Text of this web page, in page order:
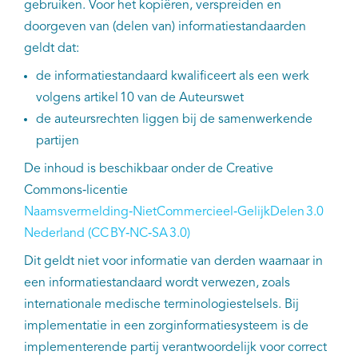
gebruiken. Voor het kopiëren, verspreiden en
doorgeven van (delen van) informatiestandaarden
geldt dat:
de informatiestandaard kwalificeert als een werk
volgens artikel 10 van de Auteurswet
de auteursrechten liggen bij de samenwerkende
partijen
De inhoud is beschikbaar onder de Creative
Commons‑licentie
Naamsvermelding‑NietCommercieel‑GelijkDelen 3.0
Nederland (CC BY‑NC‑SA 3.0)
Dit geldt niet voor informatie van derden waarnaar in
een informatiestandaard wordt verwezen, zoals
internationale medische terminologiestelsels. Bij
implementatie in een zorginformatiesysteem is de
implementerende partij verantwoordelijk voor correct